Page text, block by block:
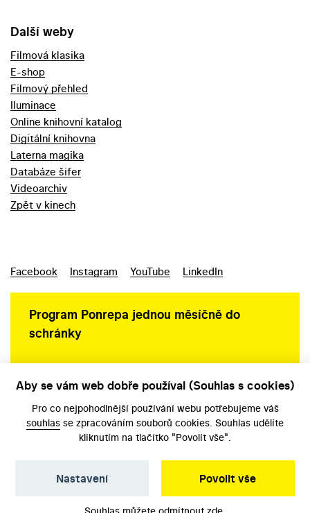
Další weby
Filmová klasika
E-shop
Filmový přehled
Iluminace
Online knihovní katalog
Digitální knihovna
Laterna magika
Databáze šifer
Videoarchiv
Zpět v kinech
Facebook Instagram YouTube LinkedIn
Program Ponrepa jednou měsíčně do
schránky
Aby se vám web dobře používal (Souhlas s cookies)
Pro co nejpohodlnější používání webu potřebujeme váš
souhlas se zpracováním souborů cookies. Souhlas udělíte
kliknutím na tlačítko "Povolit vše".
Povolit vše
Nastavení
Souhlas můžete odmítnout zde